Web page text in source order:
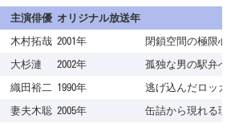
主演俳優 オリジナル放送年
木村拓哉 2001年 閉鎖空間の極限心
大杉漣 2002年 孤独な男の駅弁へ
織田裕二 1990年 逃げ込んだロッカ
妻夫木聡 2005年 缶詰から現れる理